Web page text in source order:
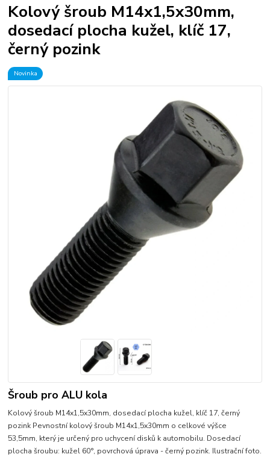
Kolový šroub M14x1,5x30mm,
dosedací plocha kužel, klíč 17,
černý pozink
Novinka
Šroub pro ALU kola
Kolový šroub M14x1,5x30mm, dosedací plocha kužel, klíč 17, černý
pozink Pevnostní kolový šroub M14x1,5x30mm o celkové výšce
53,5mm, který je určený pro uchycení disků k automobilu. Dosedací
plocha šroubu: kužel 60°, povrchová úprava - černý pozink. Ilustrační foto.